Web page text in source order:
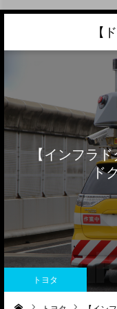
【
【インフラ
ド
トヨタ
あなたの愛車の
こんな中古車が
トラック売却な
当サイトについて
リンク